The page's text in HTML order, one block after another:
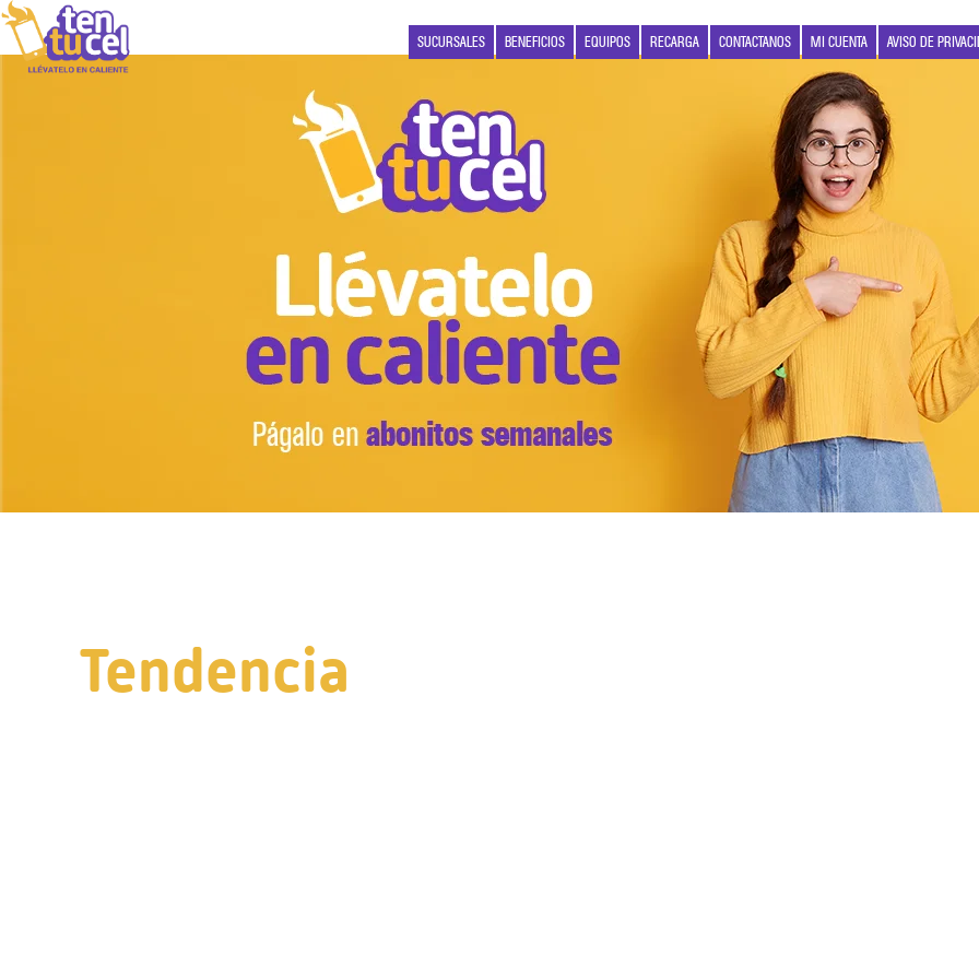
SUCURSALES BENEFICIOS EQUIPOS RECARGA CONTACTANOS MI CUENTA AVISO DE
Tendencia